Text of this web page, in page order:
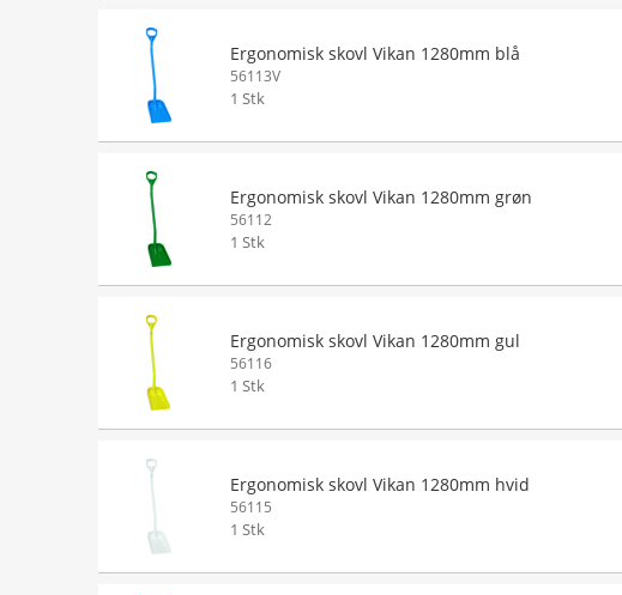
Ergonomisk skovl Vikan 1280mm blå
56113V
1 Stk
Ergonomisk skovl Vikan 1280mm grøn
56112
1 Stk
Ergonomisk skovl Vikan 1280mm gul
56116
1 Stk
Ergonomisk skovl Vikan 1280mm hvid
56115
1 Stk